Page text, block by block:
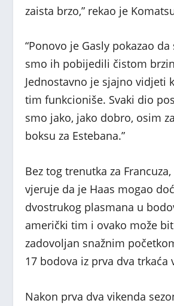
zaista brzo,” rekao je
“Ponovo je Gasly pokazao da
smo ih pobijedili čistom
Jednostavno je sjajno vidjeti
tim funkcioniše. Svaki dio
smo jako, jako dobro, osim
boksu za Estebana.”
Bez tog trenutka za
vjeruje da je Haas mogao
dvostrukog plasmana u
američki tim i ovako može
zadovoljan snažnim
17 bodova iz prva dva trkaća
Nakon prva dva vikenda